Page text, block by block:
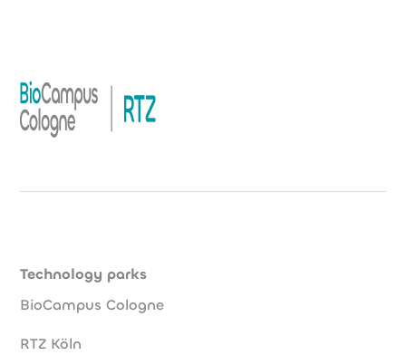
Technology parks
BioCampus Cologne
RTZ Köln